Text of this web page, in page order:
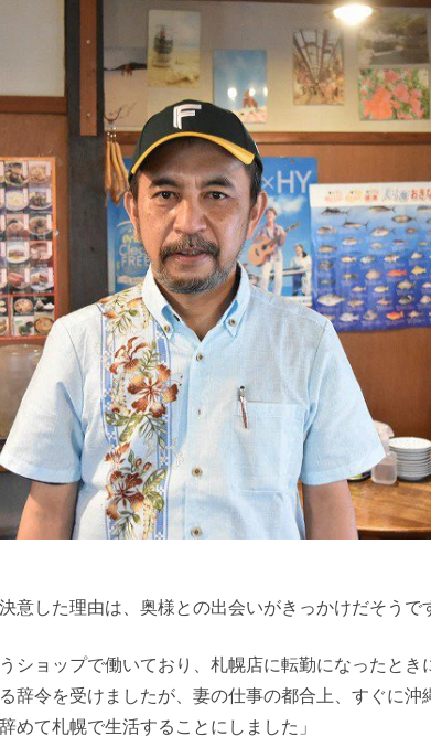
意した理由は、奥様との出会いがきっかけだそうで
ショップで働いており、札幌店に転勤になったとき
辞令を受けましたが、妻の仕事の都合上、すぐに沖
めて札幌で生活することにしました」